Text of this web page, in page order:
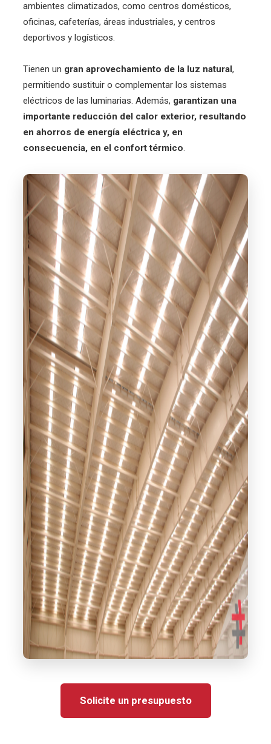
ambientes climatizados, como centros domésticos,
oficinas, cafeterías, áreas industriales, y centros
deportivos y logísticos.
Tienen un gran aprovechamiento de la luz natural,
permitiendo sustituir o complementar los sistemas
eléctricos de las luminarias. Además, garantizan una
importante reducción del calor exterior, resultando
en ahorros de energía eléctrica y, en
consecuencia, en el confort térmico.
Solicite un presupuesto